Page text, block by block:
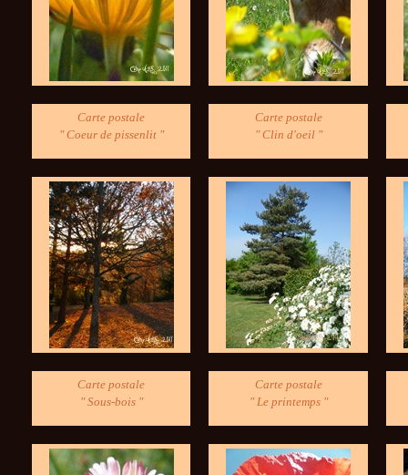
Carte postale
" Coeur de pissenlit "
Carte postale
" Clin d'oeil "
Carte postale
" Sous-bois "
Carte postale
" Le printemps "